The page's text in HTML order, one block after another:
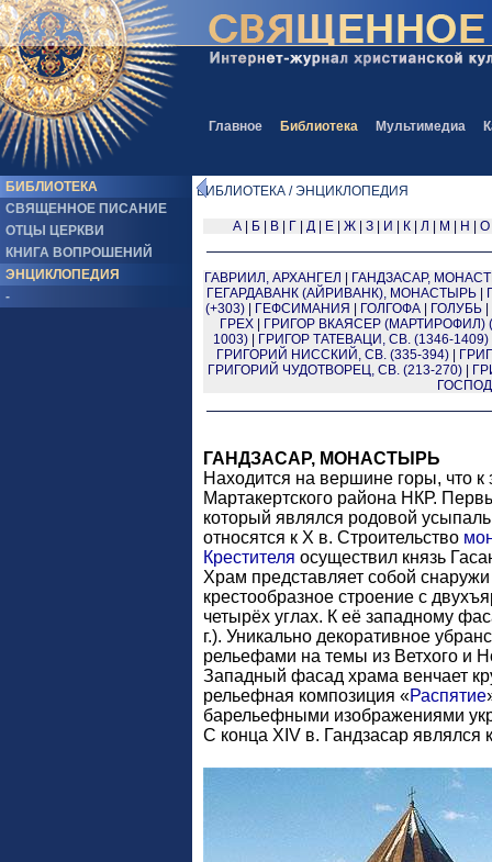
Главное Библиотека Мультимедиа
БИБЛИОТЕКА
СВЯЩЕННОЕ ПИСАНИЕ
ОТЦЫ ЦЕРКВИ
КНИГА ВОПРОШЕНИЙ
ЭНЦИКЛОПЕДИЯ
-
БИБЛИОТЕКА / ЭНЦИКЛОПЕДИЯ
А Б В Г Д Е Ж З И К Л М Н О
ГАВРИИЛ, АРХАНГЕЛ
ГАНДЗАСАР,
ГЕГАРДАВАНК (АЙРИВАНК), МОНАСТЫРЬ
(+303)
ГЕФСИМАНИЯ ГОЛГОФА ГОЛУБЬ
ГРЕХ
ГРИГОР ВКАЯСЕР (МАРТИРОФИЛ)
1003)| ГРИГОР ТАТЕВАЦИ, СВ. (1346-1409)
ГРИГОРИЙ НИССКИЙ, СВ. (335-394)
ГРИГОРИЙ ЧУДОТВОРЕЦ, СВ. (213-270)|
ГАНДЗАСАР, МОНАСТЫРЬ
Находится на вершине горы, что к
Мартакертского района НКР.
который являлся родовой
относятся к X в. Строительство
Крестителя осуществил князь
Xрам представляет собой
крестообразное строение с
четырёх углах. К её западному
г.). Уникально декоративное
рельефами на темы из Ветхого и
Западный фасад храма венчает
рельефная композиция «Распятие
барельефными изображениями
С конца XIV в. Гандзасар